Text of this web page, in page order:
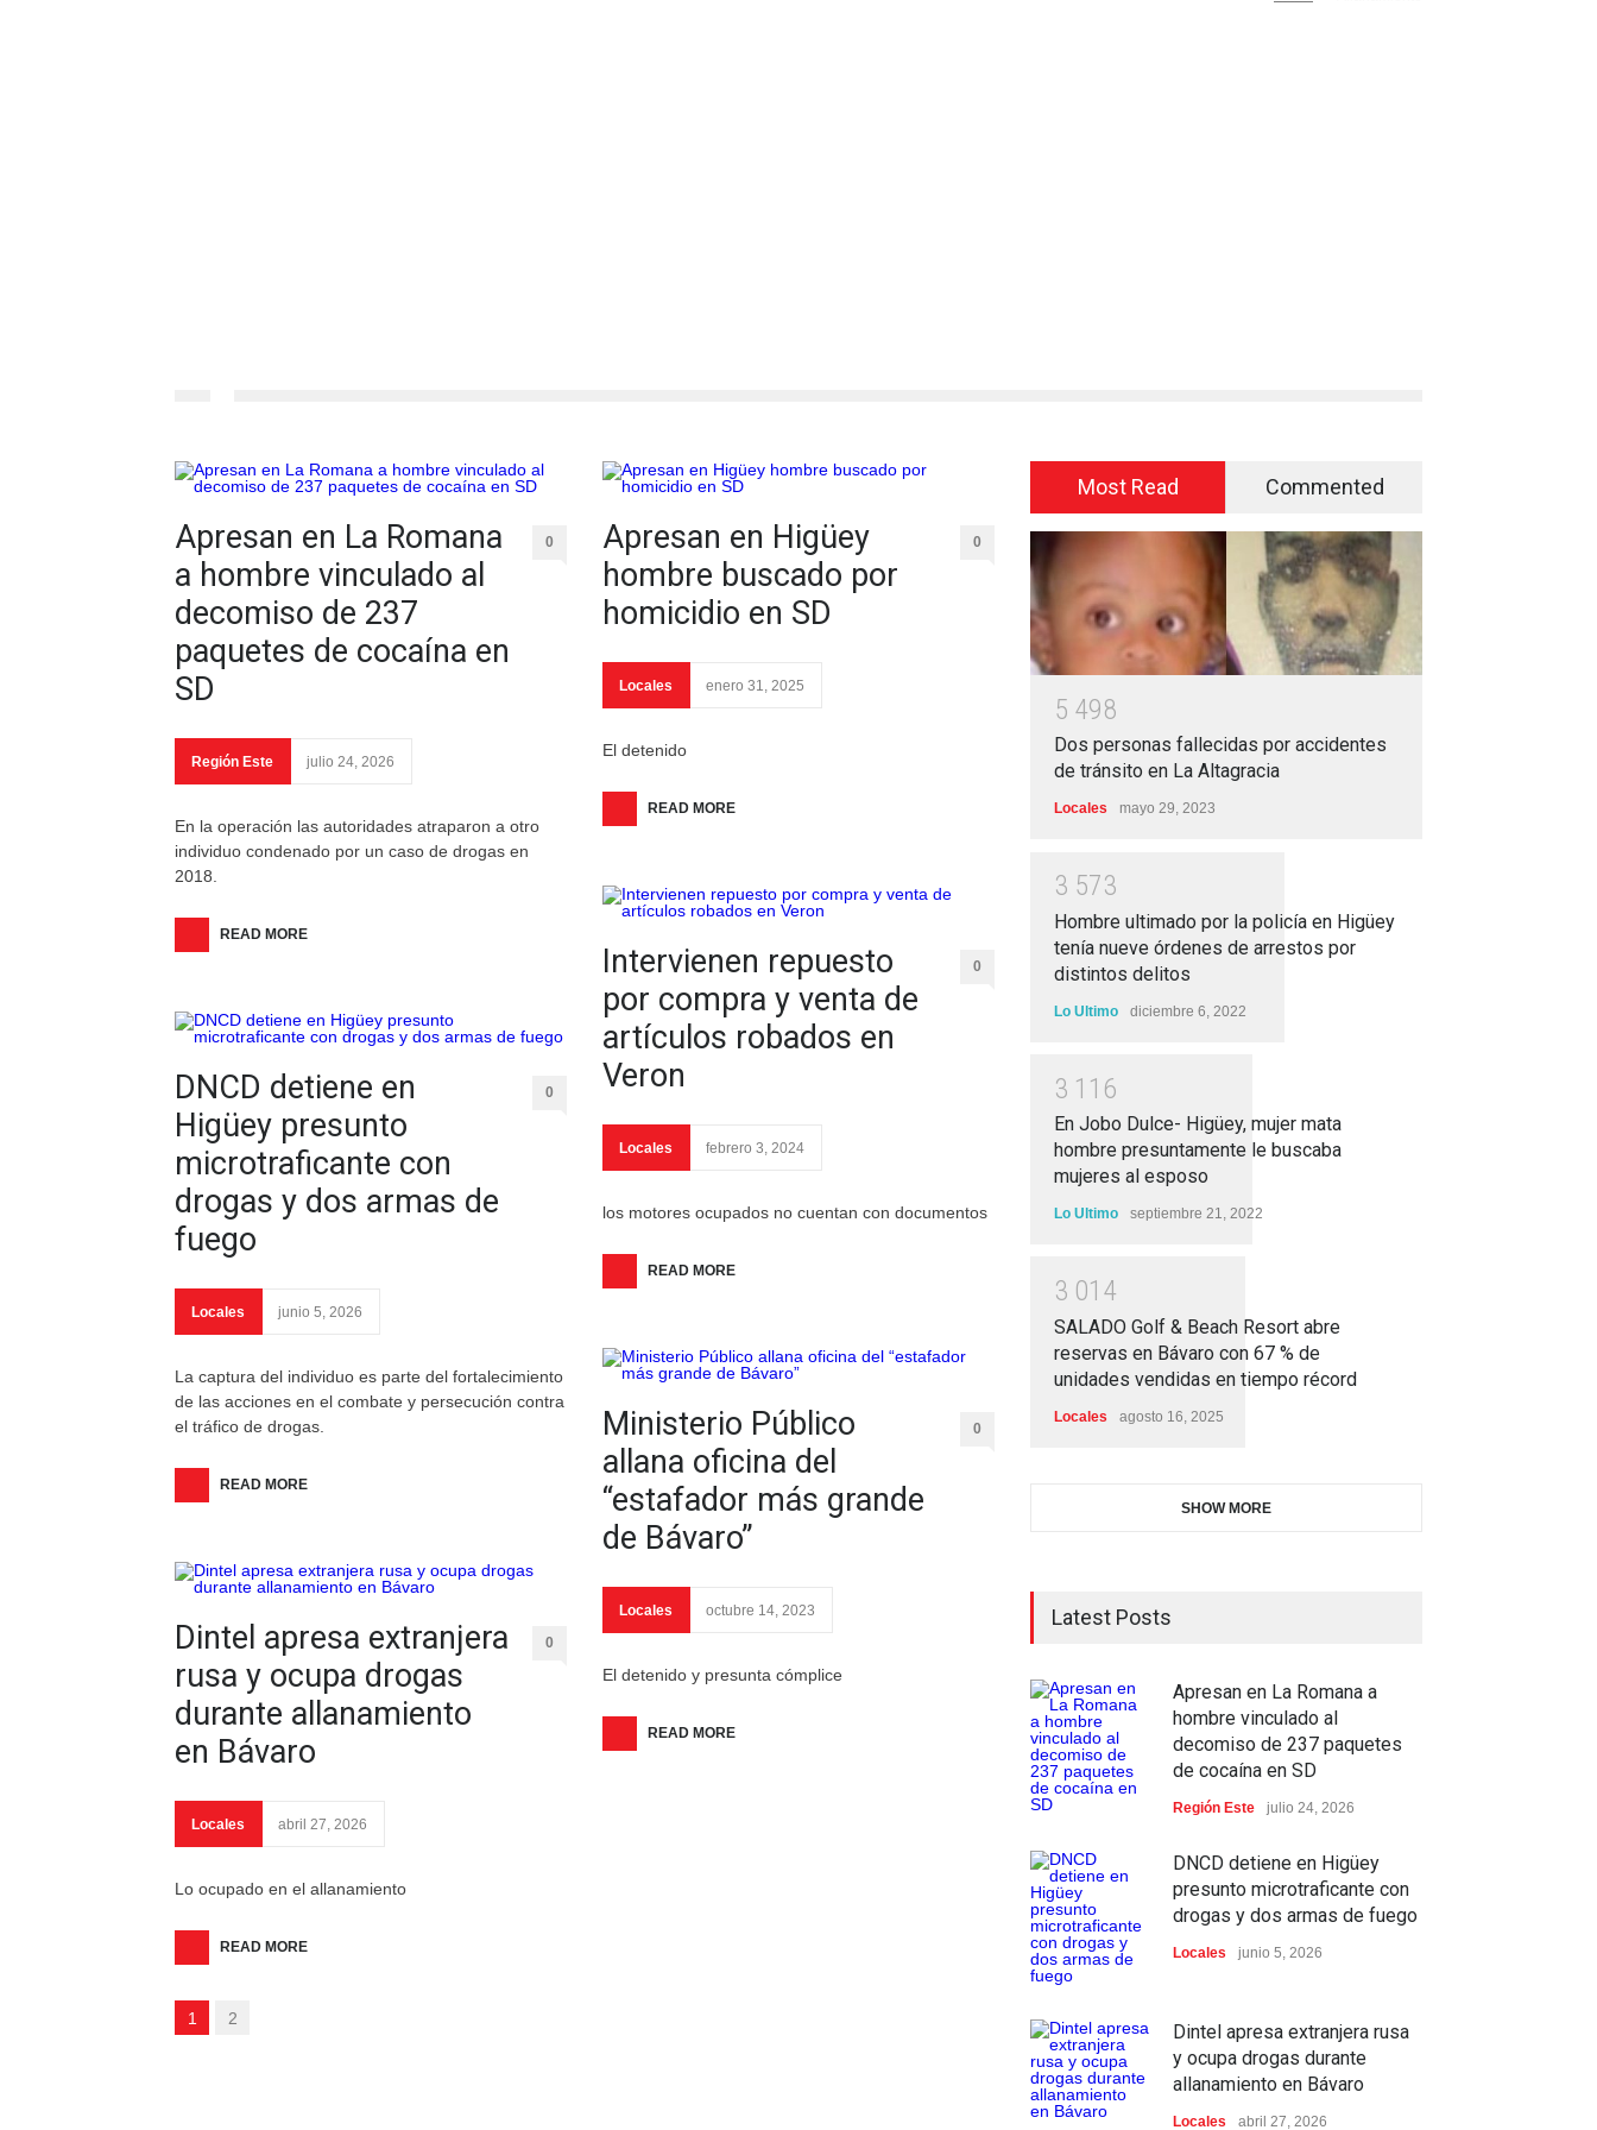
Apresan en La Romana
a hombre vinculado al
decomiso de 237
paquetes de cocaína en
SD
0
Región Este julio 24, 2026
En la operación las autoridades atraparon a otro
individuo condenado por un caso de drogas en
2018.
READ MORE
DNCD detiene en
Higüey presunto
microtraficante con
drogas y dos armas de
fuego
0
Locales junio 5, 2026
La captura del individuo es parte del fortalecimiento
de las acciones en el combate y persecución contra
el tráfico de drogas.
READ MORE
Dintel apresa extranjera
rusa y ocupa drogas
durante allanamiento
en Bávaro
0
Locales abril 27, 2026
Lo ocupado en el allanamiento
READ MORE
Apresan en Higüey
hombre buscado por
homicidio en SD
0
Locales enero 31, 2025
El detenido
READ MORE
Intervienen repuesto
por compra y venta de
artículos robados en
Veron
0
Locales febrero 3, 2024
los motores ocupados no cuentan con documentos
READ MORE
Ministerio Público
allana oficina del
“estafador más grande
de Bávaro”
0
Locales octubre 14, 2023
El detenido y presunta cómplice
READ MORE
1 2
Most Read Commented
5 498
Dos personas fallecidas por accidentes
de tránsito en La Altagracia
Locales mayo 29, 2023
3 573
Hombre ultimado por la policía en Higüey
tenía nueve órdenes de arrestos por
distintos delitos
Lo Ultimo diciembre 6, 2022
3 1 1 6
En Jobo Dulce- Higüey, mujer mata
hombre presuntamente le buscaba
mujeres al esposo
Lo Ultimo septiembre 21, 2022
3 01 4
SALADO Golf & Beach Resort abre
reservas en Bávaro con 67 % de
unidades vendidas en tiempo récord
Locales agosto 16, 2025
SHOW MORE
Latest Posts
Apresan en La Romana a
hombre vinculado al
decomiso de 237 paquetes
de cocaína en SD
Región Este julio 24, 2026
DNCD detiene en Higüey
presunto microtraficante con
drogas y dos armas de fuego
Locales junio 5, 2026
Dintel apresa extranjera rusa
y ocupa drogas durante
allanamiento en Bávaro
Locales abril 27, 2026